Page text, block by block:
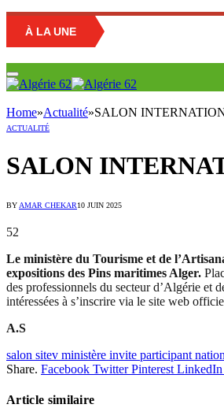
À LA UNE
Home»Actualité»SALON
ACTUALITÉ
SALON
BYAMAR CHEKAR10 JUIN 2025
52
Le ministère du Tourisme et de
expositions des Pins maritimes Alger.
des professionnels du secteur d’Algérie et
intéressées à s’inscrire via le site web
A.S
salon sitev ministère invite participant
Share. Facebook Twitter Pinterest LinkedIn
Article similaire